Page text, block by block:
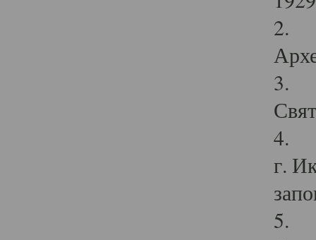
2.
3.
4.
г.
5.